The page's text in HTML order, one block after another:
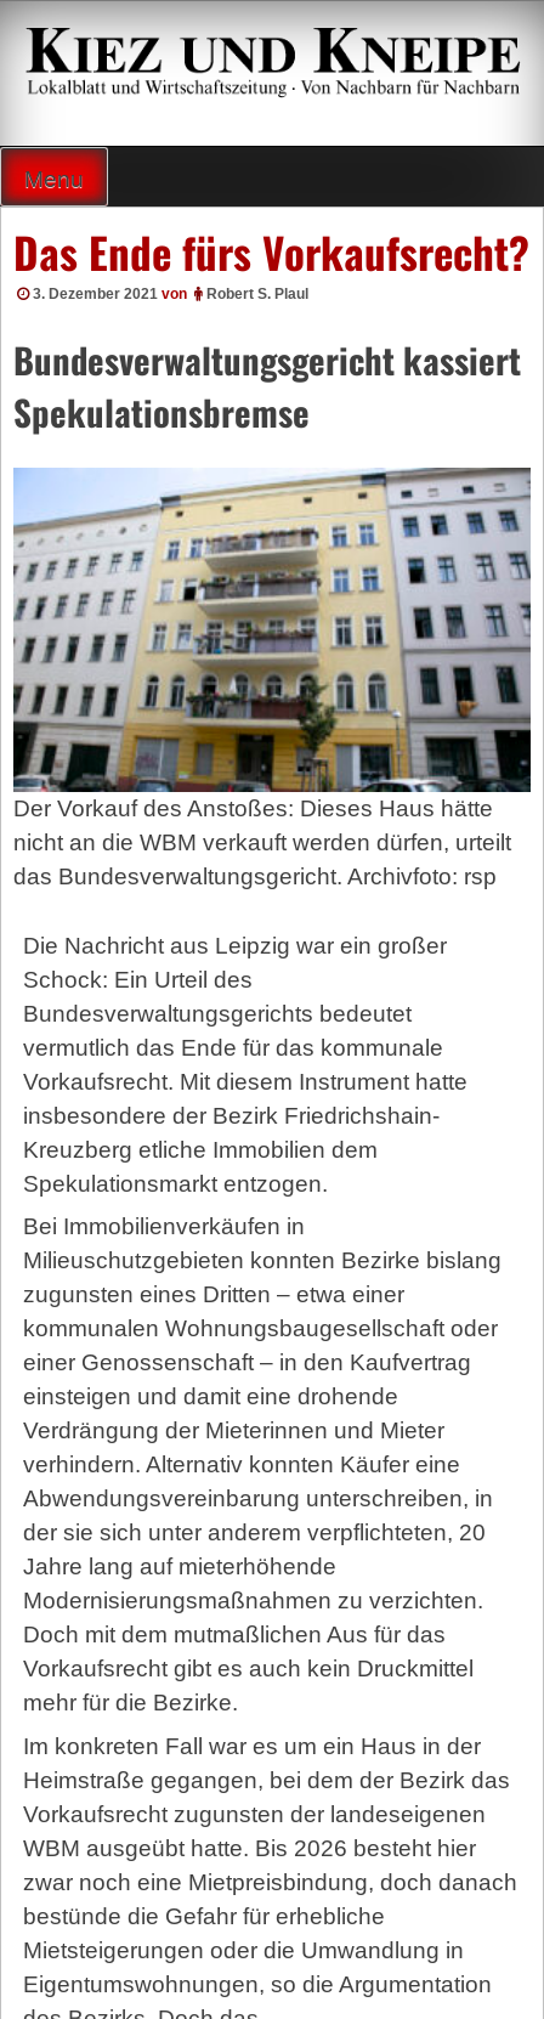
Zum
Inhalt
springen
Menu
Das Ende fürs Vorkaufsrecht?
3. Dezember 2021 von Robert S. Plaul
Bundesverwaltungsgericht kassiert
Spekulationsbremse
Der Vorkauf des Anstoßes: Dieses Haus hätte
nicht an die WBM verkauft werden dürfen, urteilt
das Bundesverwaltungsgericht. Archivfoto: rsp
Die Nachricht aus Leipzig war ein großer
Schock: Ein Urteil des
Bundesverwaltungsgerichts bedeutet
vermutlich das Ende für das kommunale
Vorkaufsrecht. Mit diesem Instrument hatte
insbesondere der Bezirk Friedrichshain-
Kreuzberg etliche Immobilien dem
Spekulationsmarkt entzogen.
Bei Immobilienverkäufen in
Milieuschutzgebieten konnten Bezirke bislang
zugunsten eines Dritten – etwa einer
kommunalen Wohnungsbaugesellschaft oder
einer Genossenschaft – in den Kaufvertrag
einsteigen und damit eine drohende
Verdrängung der Mieterinnen und Mieter
verhindern. Alternativ konnten Käufer eine
Abwendungsvereinbarung unterschreiben, in
der sie sich unter anderem verpflichteten, 20
Jahre lang auf mieterhöhende
Modernisierungsmaßnahmen zu verzichten.
Doch mit dem mutmaßlichen Aus für das
Vorkaufsrecht gibt es auch kein Druckmittel
mehr für die Bezirke.
Im konkreten Fall war es um ein Haus in der
Heimstraße gegangen, bei dem der Bezirk das
Vorkaufsrecht zugunsten der landeseigenen
WBM ausgeübt hatte. Bis 2026 besteht hier
zwar noch eine Mietpreisbindung, doch danach
bestünde die Gefahr für erhebliche
Mietsteigerungen oder die Umwandlung in
Eigentumswohnungen, so die Argumentation